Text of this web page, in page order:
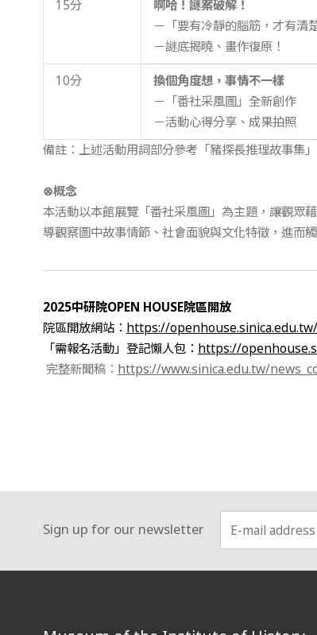
15分
啊哈！謎案破解！
－「要有冷靜的腦筋，才有清
－謎底揭曉、畫作復原！
10分
換個角度想，事情不一樣
－「番社采風圖」全新創作
－活動心得分享、成果拍照
備註：上述活動用詞部分參考「豬探長推理故事集」
⊗概念
本活動以本館展覽「番社采風圖」為主題，讓觀眾
導觀察圖中故事情節、社會面貌與文化特徵，進而
2025中研院OPEN HOUSE院區開放
院區開放網站： https://openhouse.sinica.edu.tw/
「需報名活動」登記懶人包： https://
完整新聞稿： https://www.sinica.edu.tw/
Sign up for our newsletter